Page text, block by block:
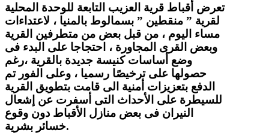
تعرض أقباط قرية العزيب التابعة للوحدة المحلية
لقرية ” منقطين ” بسمالوط بالمنيا ، لاعتداءات
مساء اليوم ، من قبل بعض من متطرفين القرية
وبعض القرى المجاورة ، احتجاجا على البدء فى
وضع أساسات كنيسة جديدة بالقرية ،رغم
حصولها على ترخيصًا رسميا ، وعلى الفور تم
الدفع بتعزيزات أمنية الى قامت بتطويق القرية
للسيطرة على الأحداث التى أسفرت عن إشعال
النيران فى بعض منازل الأقباط دون وقوع
خسائر بشرية.